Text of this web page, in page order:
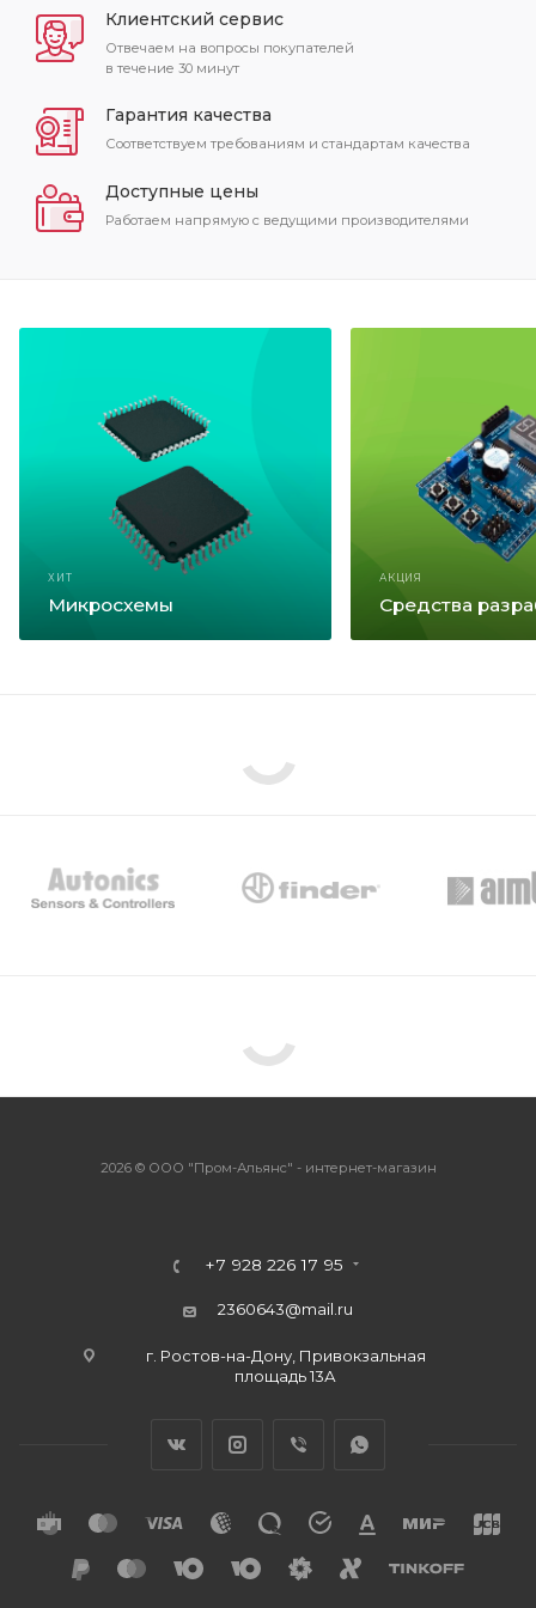
Клиентский сервис
Отвечаем на вопросы покупателей
в течение 30 минут
Гарантия качества
Соответствуем требованиям и стандартам качества
Доступные цены
Работаем напрямую с ведущими производителями
ХИТ
Микросхемы
АКЦИЯ
Средства
2026 © ООО "Пром-Альянс" - интернет-магазин
+7 928 226 17 95
2360643@mail.ru
г. Ростов-на-Дону, Привокзальная
площадь 13А